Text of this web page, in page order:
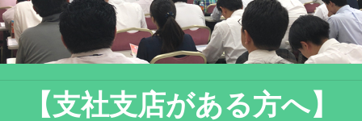
【支社支店がある方へ】